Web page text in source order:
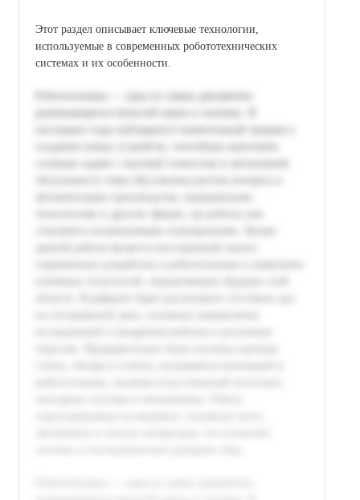
Этот раздел описывает ключевые технологии,
используемые в современных робототехнических
системах и их особенности.